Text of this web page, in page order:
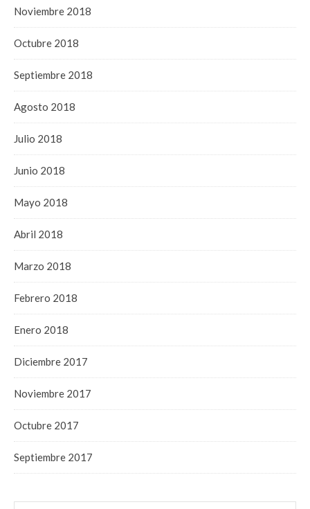
Noviembre 2018
Octubre 2018
Septiembre 2018
Agosto 2018
Julio 2018
Junio 2018
Mayo 2018
Abril 2018
Marzo 2018
Febrero 2018
Enero 2018
Diciembre 2017
Noviembre 2017
Octubre 2017
Septiembre 2017